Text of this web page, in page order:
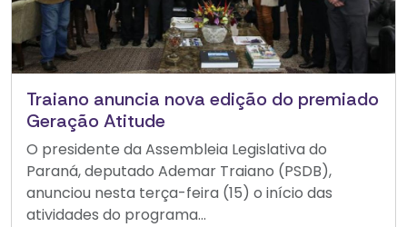
Traiano anuncia nova edição do premiado
Geração Atitude
O presidente da Assembleia Legislativa do
Paraná, deputado Ademar Traiano (PSDB),
anunciou nesta terça-feira (15) o início das
atividades do programa...